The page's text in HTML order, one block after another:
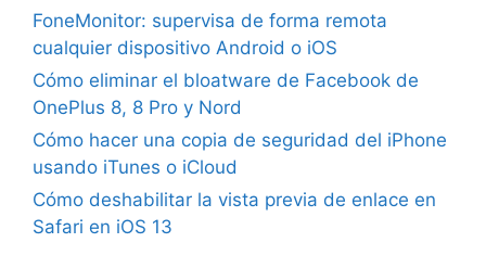
FoneMonitor: supervisa de forma remota
cualquier dispositivo Android o iOS
Cómo eliminar el bloatware de Facebook de
OnePlus 8, 8 Pro y Nord
Cómo hacer una copia de seguridad del iPhone
usando iTunes o iCloud
Cómo deshabilitar la vista previa de enlace en
Safari en iOS 13